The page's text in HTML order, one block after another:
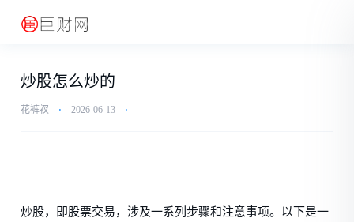
炒股怎么炒的
花裤衩 ⋅ 2026-06-13 ⋅
炒股，即股票交易，涉及一系列步骤和注意事项。以下是一